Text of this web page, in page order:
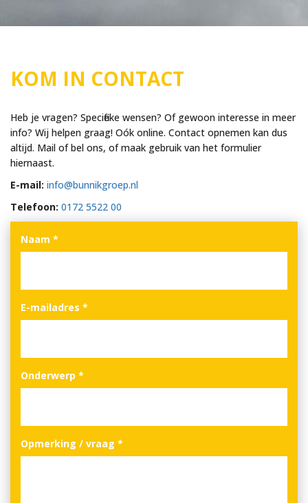
KOM IN CONTACT
Heb je vragen? Specifieke wensen? Of gewoon interesse in meer
info? Wij helpen graag! Oók online. Contact opnemen kan dus
altijd. Mail of bel ons, of maak gebruik van het formulier
hiernaast.
E-mail: info@bunnikgroep.nl
Telefoon: 0172 5522 00
Naam *
E-mailadres *
Onderwerp *
Opmerking / vraag *